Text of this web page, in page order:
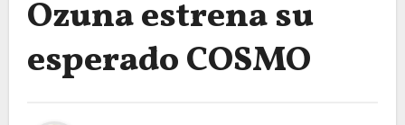
Ozuna estrena su
esperado COSMO